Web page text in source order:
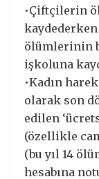
•Çiftçilerin
kaydederken
ölümlerinin
işkoluna
•Kadın
olarak son
edilen
(özellikle
(bu yıl 14
hesabına